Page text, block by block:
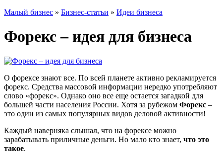
Малый бизнес » Бизнес-статьи » Идеи бизнеса
Форекс – идея для бизнеса
О форексе знают все. По всей планете активно рекламируется
форекс. Средства массовой информации нередко употребляют
слово «форекс». Однако оно все еще остается загадкой для
большей части населения России. Хотя за рубежом Форекс –
это один из самых популярных видов деловой активности!
Каждый наверняка слышал, что на форексе можно
зарабатывать приличные деньги. Но мало кто знает, что это
такое.